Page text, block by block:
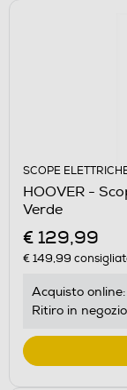
SCOPE
HOOVER -
Verde
€ 129,99
€ 149,99
Acquisto online:
Ritiro in